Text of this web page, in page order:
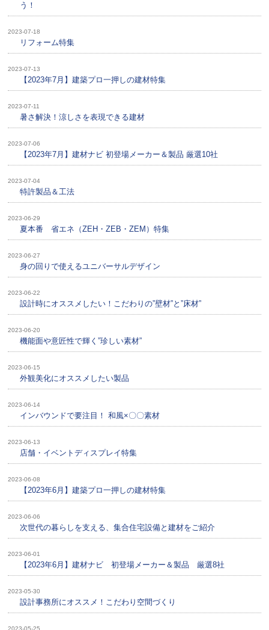
う！
2023-07-18
リフォーム特集
2023-07-13
【2023年7月】建築プロ一押しの建材特集
2023-07-11
暑さ解決！涼しさを表現できる建材
2023-07-06
【2023年7月】建材ナビ 初登場メーカー＆製品 厳選10社
2023-07-04
特許製品＆工法
2023-06-29
夏本番 省エネ（ZEH・ZEB・ZEM）特集
2023-06-27
身の回りで使えるユニバーサルデザイン
2023-06-22
設計時にオススメしたい！こだわりの”壁材”と”床材”
2023-06-20
機能面や意匠性で輝く”珍しい素材”
2023-06-15
外観美化にオススメしたい製品
2023-06-14
インバウンドで要注目！ 和風×〇〇素材
2023-06-13
店舗・イベントディスプレイ特集
2023-06-08
【2023年6月】建築プロ一押しの建材特集
2023-06-06
次世代の暮らしを支える、集合住宅設備と建材をご紹介
2023-06-01
【2023年6月】建材ナビ 初登場メーカー＆製品 厳選8社
2023-05-30
設計事務所にオススメ！こだわり空間づくり
2023-05-25